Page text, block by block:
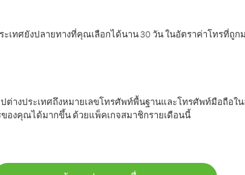
เทศยังปลายทางที่คุณเลือกได้นาน 30 วัน ในอัตราค่าโทรที่ถูก
ต่างประเทศถึงหมายเลขโทรศัพท์พื้นฐานและโทรศัพท์มือถือใ
องคุณได้มากขึ้น ด้วยแพ็คเกจสมาชิกรายเดือนนี้